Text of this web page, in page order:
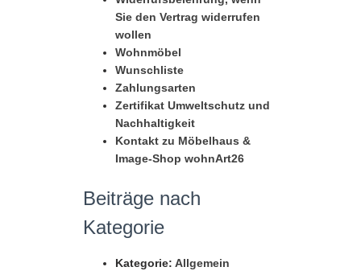
Sie den Vertrag widerrufen
wollen
Wohnmöbel
Wunschliste
Zahlungsarten
Zertifikat Umweltschutz und
Nachhaltigkeit
Kontakt zu Möbelhaus &
Image-Shop wohnArt26
Beiträge nach
Kategorie
Kategorie:Allgemein